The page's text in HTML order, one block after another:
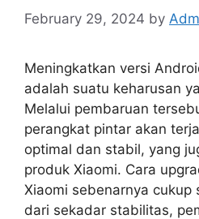
February 29, 2024 by
Meningkatkan versi
adalah suatu keharusan
Melalui pembaruan
perangkat pintar akan
optimal dan stabil, yang
produk Xiaomi. Cara
Xiaomi sebenarnya cukup
dari sekadar stabilitas,